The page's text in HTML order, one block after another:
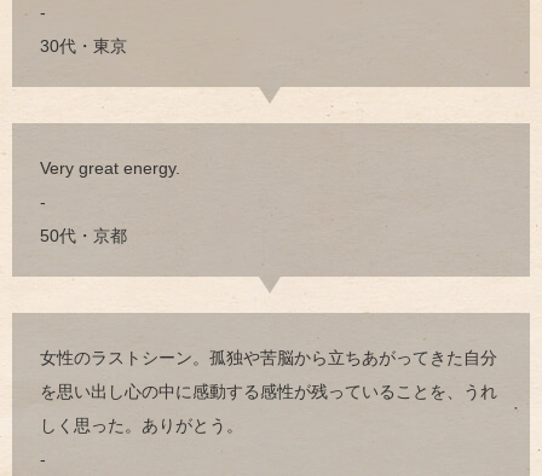
-
30代・東京
Very great energy.
-
50代・京都
女性のラストシーン。孤独や苦脳から立ちあがってきた自分
を思い出し心の中に感動する感性が残っていることを、うれ
しく思った。ありがとう。
-